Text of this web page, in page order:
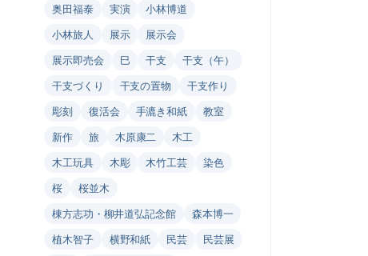
奥田福泰
実演
小林博道
小林旅人
展示
展示会
展示即売会
巳 干支
干支（午）
干支づくり
干支の置物
干支作り
彫刻
復活会 手漉き和紙
教室
新作
旅 木原康二
木工
木工玩具
木彫 木竹工芸
染色
桜
桜並木
棟方志功・柳井道弘記念館
森本博一
植木智子
横野和紙 民芸
民芸展